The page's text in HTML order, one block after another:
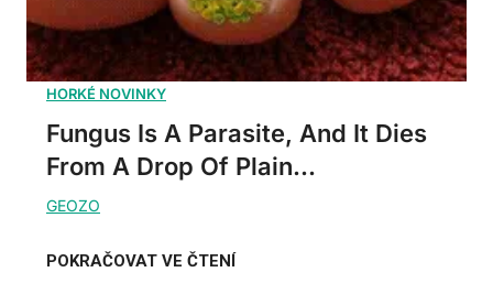
Fungus Is A Parasite, And It Dies
From A Drop Of Plain...